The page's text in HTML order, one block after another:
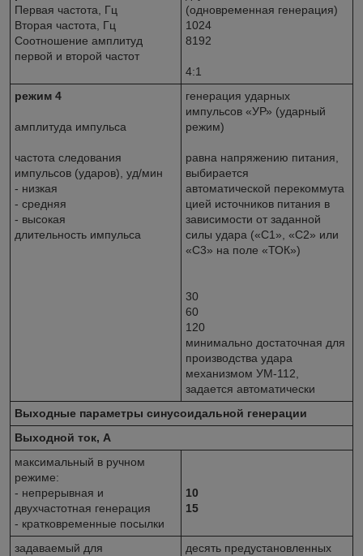
Первая частота, Гц
Вторая частота, Гц
Соотношение амплитуд
первой и второй частот
(одновременная генерация)
1024
8192
4:1
режим 4
амплитуда импульса
частота следования
импульсов (ударов), уд/мин
- низкая
- средняя
- высокая
длительность импульса
генерация ударных
импульсов «УР» (ударный
режим)
равна напряжению питания,
выбирается
автоматической перекоммута
цией источников питания в
зависимости от заданной
силы удара («С1», «С2» или
«С3» на поле «ТОК»)
30
60
120
минимально достаточная для
производства удара
механизмом УМ-112,
задается автоматически
Выходные параметры синусоидальной генерации
Выходной ток, А
максимальный в ручном
режиме:
- непрерывная и
двухчастотная генерация
- кратковременные посылки
10
15
задаваемый для
десять предустановленных